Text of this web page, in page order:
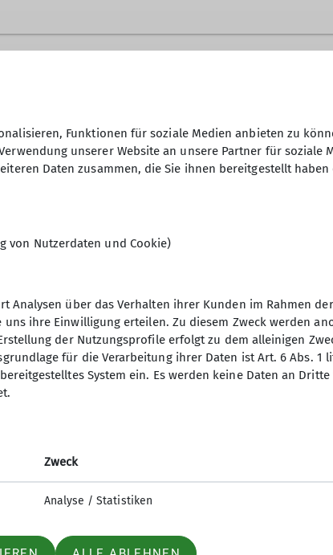
15
Funktionen für soziale Medien anbieten zu
unserer Website an unsere Partner für soziale
Daten zusammen, die Sie ihnen bereitgestellt
von Nutzerdaten und Cookie)
Analysen über das Verhalten ihrer Kunden im Rahmen
ihre Einwilligung erteilen. Zu diesem Zweck werden
der Nutzungsprofile erfolgt zu dem alleinigen
für die Verarbeitung ihrer Daten ist Art. 6 Abs. 1
System ein. Es werden keine Daten an
Zweck
Analyse / Statistiken